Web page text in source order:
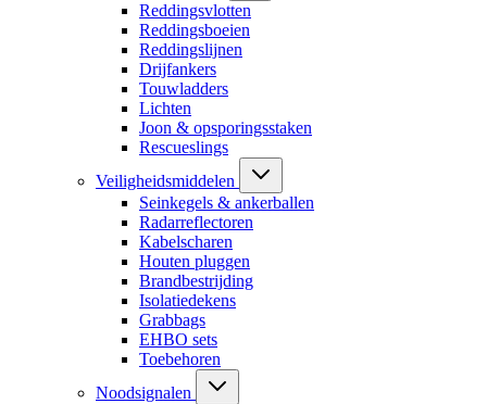
Reddingsvlotten
Reddingsboeien
Reddingslijnen
Drijfankers
Touwladders
Lichten
Joon & opsporingsstaken
Rescueslings
Veiligheidsmiddelen
Seinkegels & ankerballen
Radarreflectoren
Kabelscharen
Houten pluggen
Brandbestrijding
Isolatiedekens
Grabbags
EHBO sets
Toebehoren
Noodsignalen